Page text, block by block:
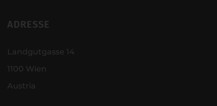
ADRESSE
Landgutgasse 14
1100 Wien
Austria